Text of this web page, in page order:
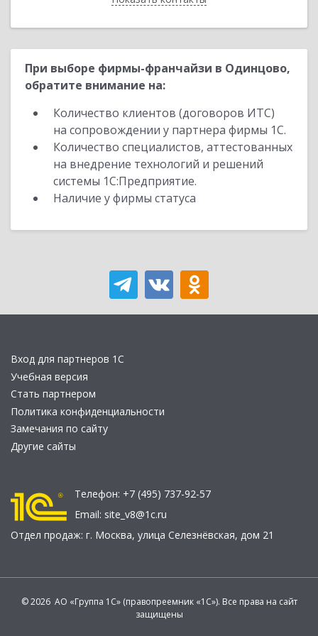
При выборе фирмы-франчайзи в Одинцово,
обратите внимание на:
Количество клиентов (договоров ИТС)
на сопровождении у партнера фирмы 1С.
Количество специалистов, аттестованных
на внедрение технологий и решений
системы 1С:Предприятие.
Наличие у фирмы статуса
Вход для партнеров 1С
Учебная версия
Стать партнером
Политика конфиденциальности
Замечания по сайту
Другие сайты
Телефон: +7 (495) 737-92-57
Email: site_v8@1c.ru
Отдел продаж: г. Москва, улица Селезнёвская, дом 21
© 2026 АО «Группа 1С» (правопреемник «1С»). Все права на сайт
защищены